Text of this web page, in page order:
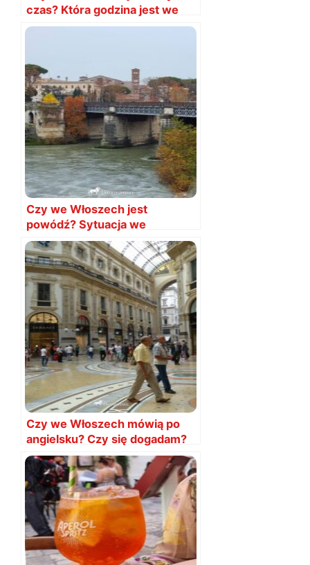
czas? Która godzina jest we
Włoszech?
Czy we Włoszech jest
powódź? Sytuacja we
wrześniu 2024
AKTUALIZACJA
Czy we Włoszech mówią po
angielsku? Czy się dogadam?